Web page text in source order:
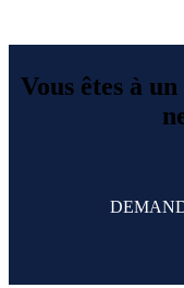
Vous êtes à